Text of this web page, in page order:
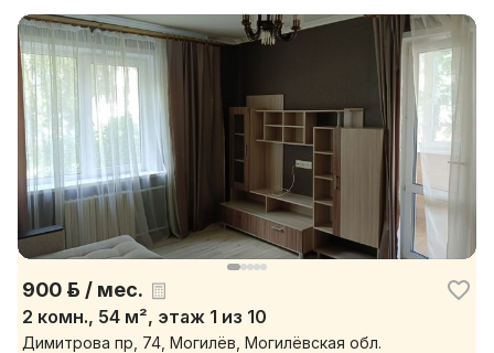
900 р. / мес.
2 комн., 54 м², этаж 1 из 10
Димитрова пр, 74, Могилёв, Могилёвская обл.